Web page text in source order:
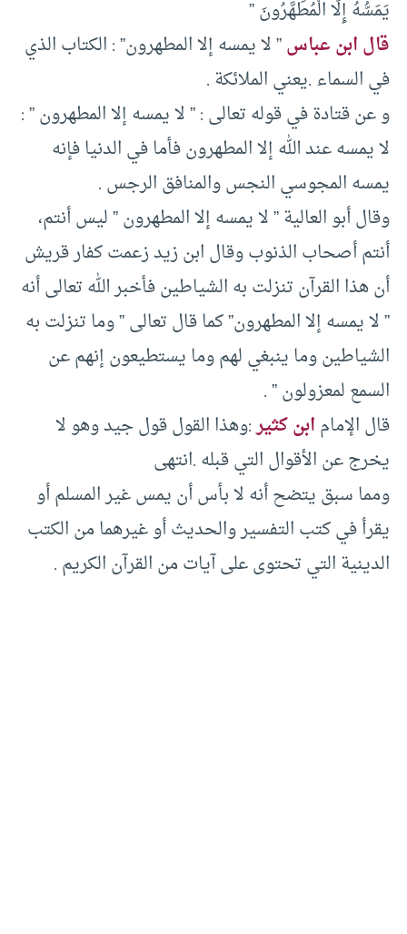
يَمَسُّهُ إِلَّا الْمُطَهَّرُونَ ”
قال ابن عباس” لا يمسه إلا المطهرون” : الكتاب الذي
في السماء .يعني الملائكة .
و عن قتادة في قوله تعالى : ” لا يمسه إلا المطهرون ” :
لا يمسه عند الله إلا المطهرون فأما في الدنيا فإنه
يمسه المجوسي النجس والمنافق الرجس .
وقال أبو العالية ” لا يمسه إلا المطهرون ” ليس أنتم،
أنتم أصحاب الذنوب وقال ابن زيد زعمت كفار قريش
أن هذا القرآن تنزلت به الشياطين فأخبر الله تعالى أنه
” لا يمسه إلا المطهرون” كما قال تعالى ” وما تنزلت به
الشياطين وما ينبغي لهم وما يستطيعون إنهم عن
السمع لمعزولون ” .
قال الإمامابن كثير:وهذا القول قول جيد وهو لا
يخرج عن الأقوال التي قبله .انتهى
ومما سبق يتضح أنه لا بأس أن يمس غير المسلم أو
يقرأ في كتب التفسير والحديث أو غيرهما من الكتب
الدينية التي تحتوى على آيات من القرآن الكريم .